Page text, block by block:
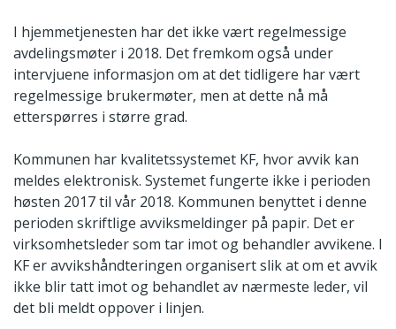
I hjemmetjenesten har det ikke vært regelmessige
avdelingsmøter i 2018. Det fremkom også under
intervjuene informasjon om at det tidligere har vært
regelmessige brukermøter, men at dette nå må
etterspørres i større grad.
Kommunen har kvalitetssystemet KF, hvor avvik kan
meldes elektronisk. Systemet fungerte ikke i perioden
høsten 2017 til vår 2018. Kommunen benyttet i denne
perioden skriftlige avviksmeldinger på papir. Det er
virksomhetsleder som tar imot og behandler avvikene. I
KF er avvikshåndteringen organisert slik at om et avvik
ikke blir tatt imot og behandlet av nærmeste leder, vil
det bli meldt oppover i linjen.